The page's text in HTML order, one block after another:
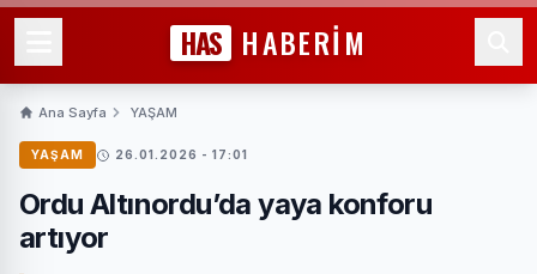
HAS HABERİM
Ana Sayfa YAŞAM
YAŞAM 26.01.2026 - 17:01
Ordu Altınordu’da yaya konforu
artıyor